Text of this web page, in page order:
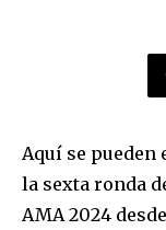
Aquí se pueden
la sexta ronda
AMA 2024